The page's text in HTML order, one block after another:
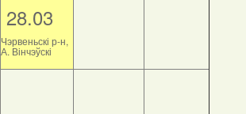
28.03
Чэрвеньскі р-н,
А. Вінчэўскі